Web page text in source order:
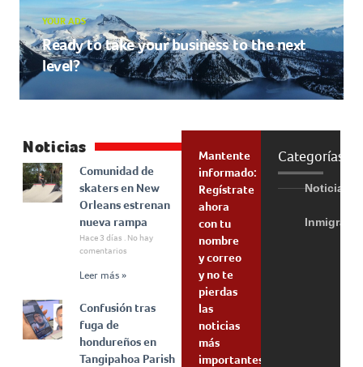
YOUR ADS
Ready to take your business to the next
level?
Noticias
Comunidad de
skaters en New
Orleans estrenan
nueva rampa
Hace 3 días
No hay
comentarios
Leer más »
Confusión tras
fuga de
hondureños en
Tangipahoa Parish
Mantente
informado:
Regístrate
ahora
con tu
nombre
y correo
y no te
pierdas
las
noticias
más
importantes
Categorías
Noticias